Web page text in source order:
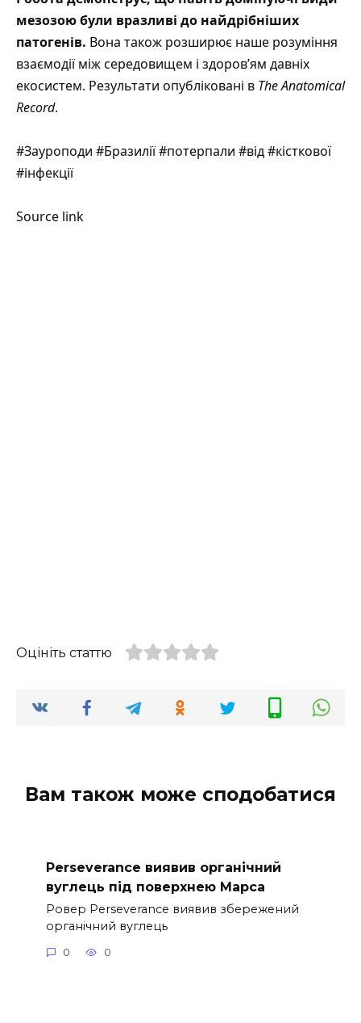
мезозою були вразливі до найдрібніших
патогенів. Вона також розширює наше розуміння
взаємодії між середовищем і здоров’ям давніх
екосистем. Результати опубліковані в The Anatomical
Record.
#Зауроподи #Бразилії #потерпали #від #кісткової
#інфекції
Source link
Оцініть статтю
Вам також може сподобатися
Perseverance виявив органічний
вуглець під поверхнею Марса
Ровер Perseverance виявив збережений
органічний вуглець
0 0